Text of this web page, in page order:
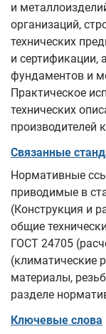
и
организаций,
технических
и сертификации,
фундаментов и
Практическое
технических
производителей
Связанные
Нормативные
приводимые в
(Конструкция и
общие
ГОСТ 24705
(климатические
материалы,
разделе
Ключевые слова